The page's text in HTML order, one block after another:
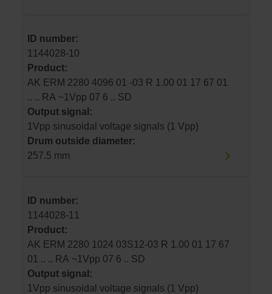
ID number:
1144028-10
Product:
AK ERM 2280 4096 01 -03 R 1.00 01 17 67 01
.. .. RA ~1Vpp 07 6 .. SD
Output signal:
1Vpp sinusoidal voltage signals (1 Vpp)
Drum outside diameter:
257.5 mm
ID number:
1144028-11
Product:
AK ERM 2280 1024 03S12-03 R 1.00 01 17 67
01 .. .. RA ~1Vpp 07 6 .. SD
Output signal:
1Vpp sinusoidal voltage signals (1 Vpp)